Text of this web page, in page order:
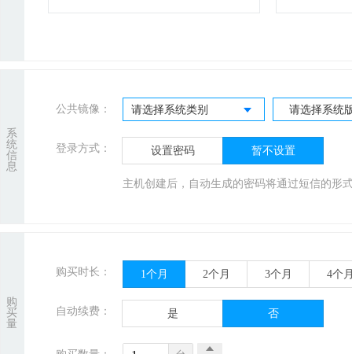
系
统
信
息
公共镜像： 请选择系统类别 请选择系统
登录方式： 设置密码 暂不设置
主机创建后，自动生成的密码将通过短信的形
购
买
量
购买时长： 1个月 2个月 3个月 4个
自动续费： 是 否